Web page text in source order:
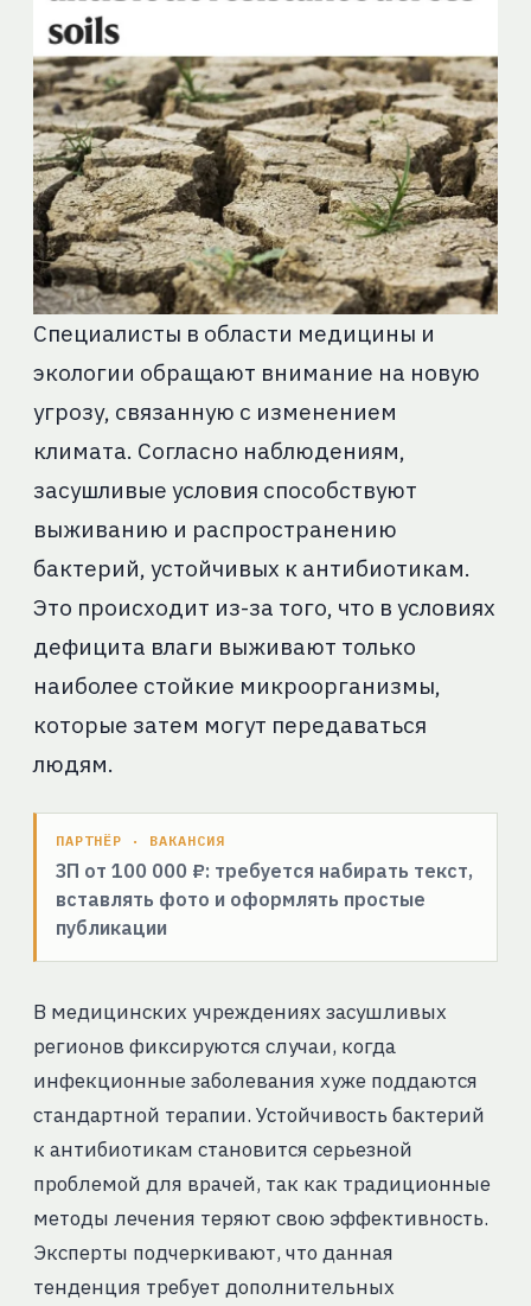
Специалисты в области медицины и
экологии обращают внимание на новую
угрозу, связанную с изменением
климата. Согласно наблюдениям,
засушливые условия способствуют
выживанию и распространению
бактерий, устойчивых к антибиотикам.
Это происходит из-за того, что в условиях
дефицита влаги выживают только
наиболее стойкие микроорганизмы,
которые затем могут передаваться
людям.
ПАРТНЁР · ВАКАНСИЯ
ЗП от 100 000 ₽: требуется набирать текст,
вставлять фото и оформлять простые
публикации
В медицинских учреждениях засушливых
регионов фиксируются случаи, когда
инфекционные заболевания хуже поддаются
стандартной терапии. Устойчивость бактерий
к антибиотикам становится серьезной
проблемой для врачей, так как традиционные
методы лечения теряют свою эффективность.
Эксперты подчеркивают, что данная
тенденция требует дополнительных